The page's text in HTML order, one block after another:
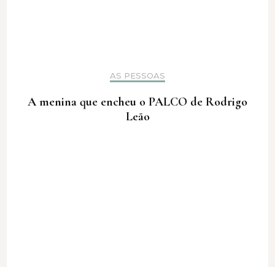
AS PESSOAS
A menina que encheu o PALCO de Rodrigo
Leão